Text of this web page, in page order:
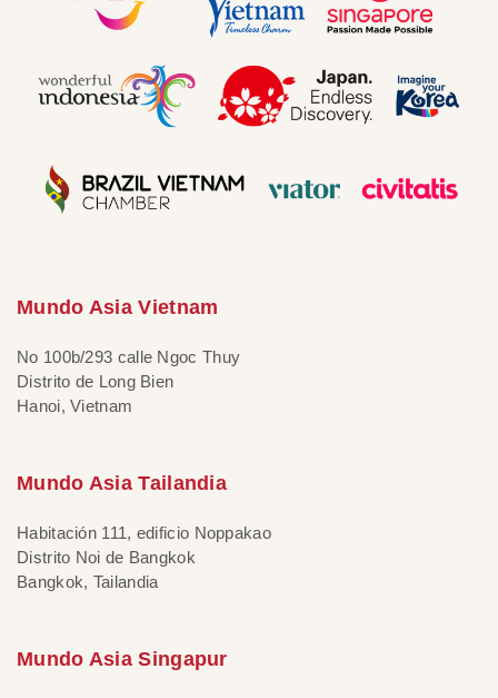
Mundo Asia Vietnam
No 100b/293 calle Ngoc Thuy
Distrito de Long Bien
Hanoi, Vietnam
Mundo Asia Tailandia
Habitación 111, edificio Noppakao
Distrito Noi de Bangkok
Bangkok, Tailandia
Mundo Asia Singapur